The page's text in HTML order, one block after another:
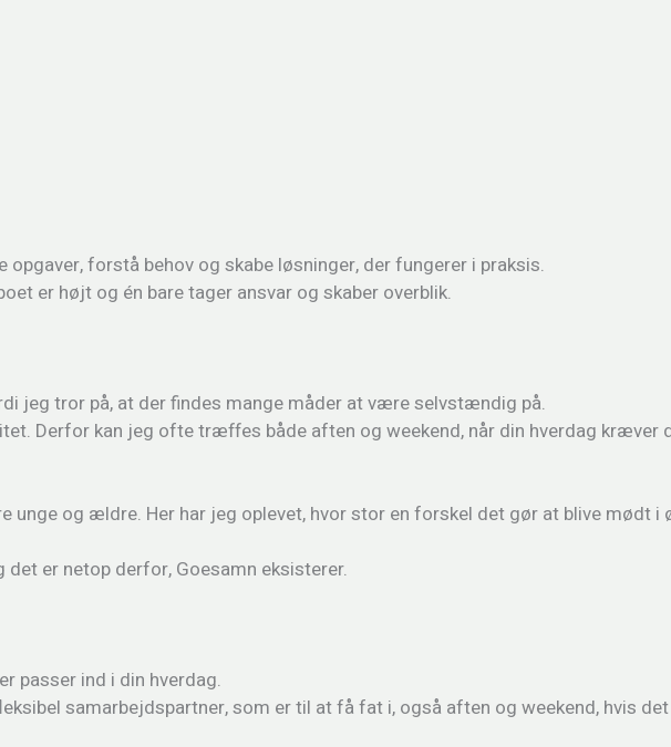
forstå behov og skabe løsninger, der fungerer i praksis.
er højt og én bare tager ansvar og skaber overblik.
jeg tror på, at der findes mange måder at være selvstændig på.
Derfor kan jeg ofte træffes både aften og weekend, når din hverdag kræver
unge og ældre. Her har jeg oplevet, hvor stor en forskel det gør at blive mødt
er netop derfor, Goesamn eksisterer.
passer ind i din hverdag.
samarbejdspartner, som er til at få fat i, også aften og weekend, hvis